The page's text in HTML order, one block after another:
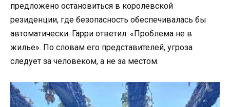
предложено остановиться в королевской
резиденции, где безопасность обеспечивалась бы
автоматически. Гарри ответил: «Проблема не в
жилье». По словам его представителей, угроза
следует за человеком, а не за местом.